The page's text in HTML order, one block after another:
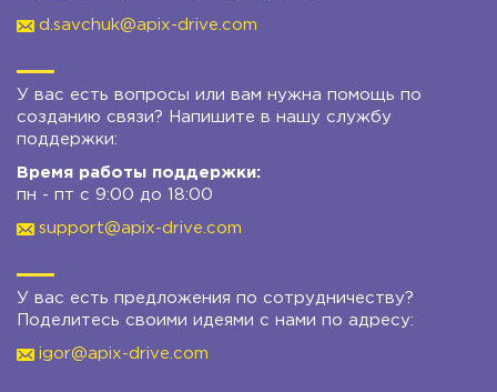
d.savchuk@apix-drive.com
У вас есть вопросы или вам нужна помощь по
созданию связи? Напишите в нашу службу
поддержки:
Время работы поддержки:
пн - пт с 9:00 до 18:00
support@apix-drive.com
У вас есть предложения по сотрудничеству?
Поделитесь своими идеями с нами по адресу:
igor@apix-drive.com